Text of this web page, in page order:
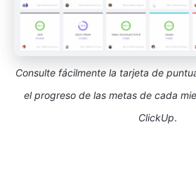
Consulte fácilmente la tarjeta de
el progreso de las metas de cada
ClickUp.